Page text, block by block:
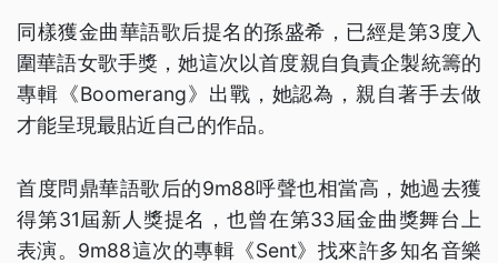
同樣獲金曲華語歌后提名的孫盛希，已經是第3度入
圍華語女歌手獎，她這次以首度親自負責企製統籌的
專輯《Boomerang》出戰，她認為，親自著手去做
才能呈現最貼近自己的作品。
首度問鼎華語歌后的9m88呼聲也相當高，她過去獲
得第31屆新人獎提名，也曾在第33屆金曲獎舞台上
表演。9m88這次的專輯《Sent》找來許多知名音樂